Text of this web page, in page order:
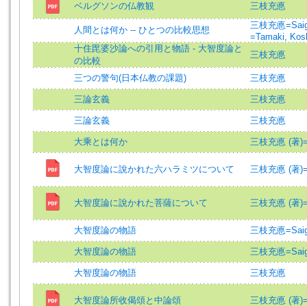
ベルグソンの仏教観 三枝充悳
人間とは何か -- ひとつの比較思想
三枝充悳
=Tamaki,
十住毘婆沙論への引用と物語 - 大智度論と
の比較
三枝充悳
三つの警句(日本仏教の課題) 三枝充悳
三論玄義 三枝充悳
三論玄義 三枝充悳
大乘とは何か 三枝充悳 (著
大智度論に說かれた六ハラミツについて 三枝充悳 (著
大智度論に說かれた菩薩について 三枝充悳 (著
大智度論の物語 三枝充悳
大智度論の物語 三枝充悳
大智度論の物語 三枝充悳
大智度論所收偈頌と中論頌 三枝充悳 (著